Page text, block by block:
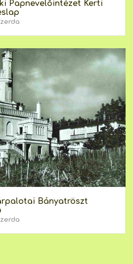
Papnevelőintézet Kerti
Bányatröszt